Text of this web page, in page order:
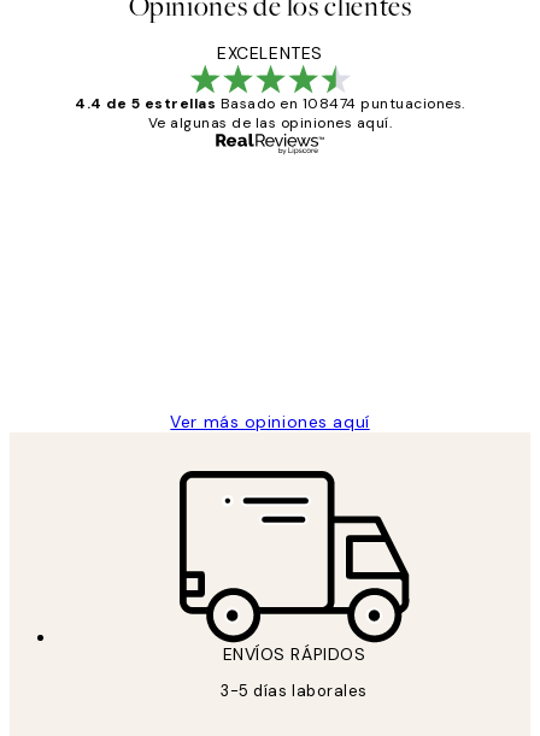
EXCELENTES
4.4 de 5 estrellas Basado en 108474 puntuaciones.
Ve algunas de las opiniones aquí.
Ver más opiniones aquí
ENVÍOS RÁPIDOS
3-5 días laborales